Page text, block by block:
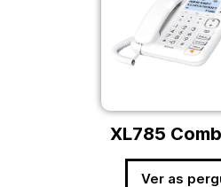
XL785
Ver as